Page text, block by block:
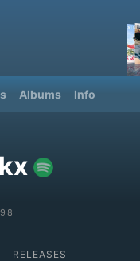
Albums Info
RELEASES